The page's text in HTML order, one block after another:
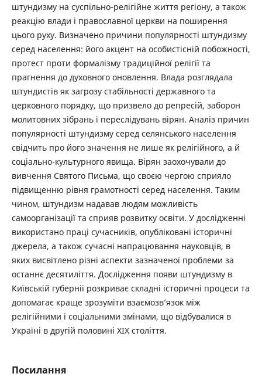
штундизму на суспільно-релігійне життя регіону, а також
реакцію влади і православної церкви на поширення
цього руху. Визначено причини популярності штундизму
серед населення: його акцент на особистісній побожності,
протест проти формалізму традиційної релігії та
прагнення до духовного оновлення. Влада розглядала
штундистів як загрозу стабільності державного та
церковного порядку, що призвело до репресій, заборон
молитовних зібрань і переслідувань вірян. Аналіз причин
популярності штундизму серед селянського населення
свідчить про його значення не лише як релігійного, а й
соціально-культурного явища. Вірян заохочували до
вивчення Святого Письма, що своєю чергою сприяло
підвищенню рівня грамотності серед населення. Таким
чином, штундизм надавав людям можливість
самоорганізації та сприяв розвитку освіти. У дослідженні
використано праці сучасників, опубліковані історичні
джерела, а також сучасні напрацювання науковців, в
яких висвітлено різні аспекти зазначеної проблеми за
останнє десятиліття. Дослідження появи штундизму в
Київській губернії розкриває складні історичні процеси та
допомагає краще зрозуміти взаємозв’язок між
релігійними і соціальними змінами, що відбувалися в
Україні в другій половині XIX століття.
Посилання